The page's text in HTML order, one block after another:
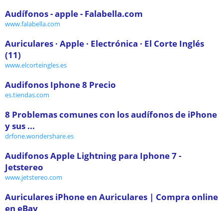
Audífonos - apple - Falabella.com
www.falabella.com
Auriculares · Apple · Electrónica · El Corte Inglés
(11)
www.elcorteingles.es
Audifonos Iphone 8 Precio
es.tiendas.com
8 Problemas comunes con los audífonos de iPhone
y sus ...
drfone.wondershare.es
Audifonos Apple Lightning para Iphone 7 -
Jetstereo
www.jetstereo.com
Auriculares iPhone en Auriculares | Compra online
en eBay